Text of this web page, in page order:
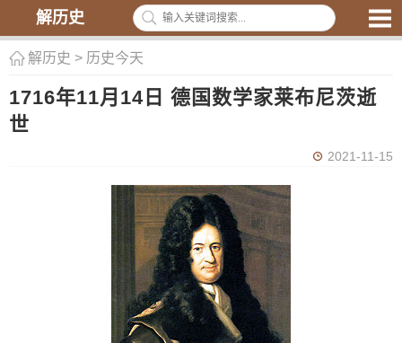
解历史
解历史 > 历史今天
1716年11月14日 德国数学家莱布尼茨逝
世
2021-11-15